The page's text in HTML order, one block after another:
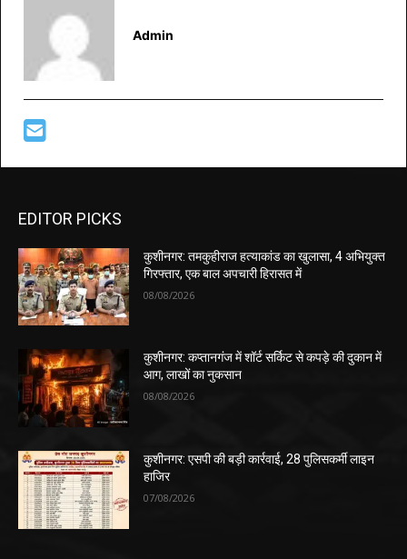
Admin
EDITOR PICKS
कुशीनगर: तमकुहीराज हत्याकांड का खुलासा, 4 अभियुक्त
गिरफ्तार, एक बाल अपचारी हिरासत में
08/08/2026
कुशीनगर: कप्तानगंज में शॉर्ट सर्किट से कपड़े की दुकान में
आग, लाखों का नुकसान
08/08/2026
कुशीनगर: एसपी की बड़ी कार्रवाई, 28 पुलिसकर्मी लाइन
हाजिर
07/08/2026